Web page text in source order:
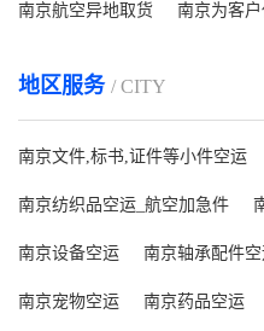
南京航空异地取货 南京为客
地区服务 / CITY
南京文件,标书,证件等小件空运
南京纺织品空运_航空加急件
南京设备空运 南京轴承配件
南京宠物空运 南京药品空运